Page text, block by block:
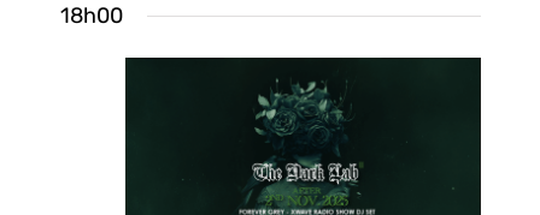
une
date.
18h00